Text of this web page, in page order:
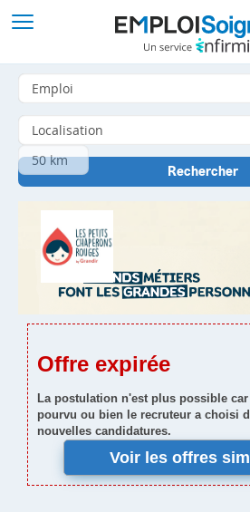
Offre expirée
La postulation n'est plus possible
pourvu ou bien le recruteur a choisi
nouvelles candidatures.
Voir les offres